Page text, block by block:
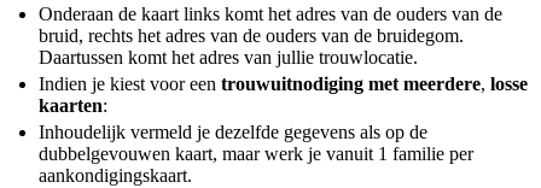
Onderaan de kaart links komt het adres van de ouders van de
bruid, rechts het adres van de ouders van de bruidegom.
Daartussen komt het adres van jullie trouwlocatie.
Indien je kiest voor een trouwuitnodiging met meerdere, losse
kaarten:
Inhoudelijk vermeld je dezelfde gegevens als op de
dubbelgevouwen kaart, maar werk je vanuit 1 familie per
aankondigingskaart.